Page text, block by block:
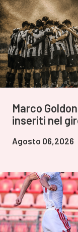
Marco
inseriti nel
Agosto 06,2026